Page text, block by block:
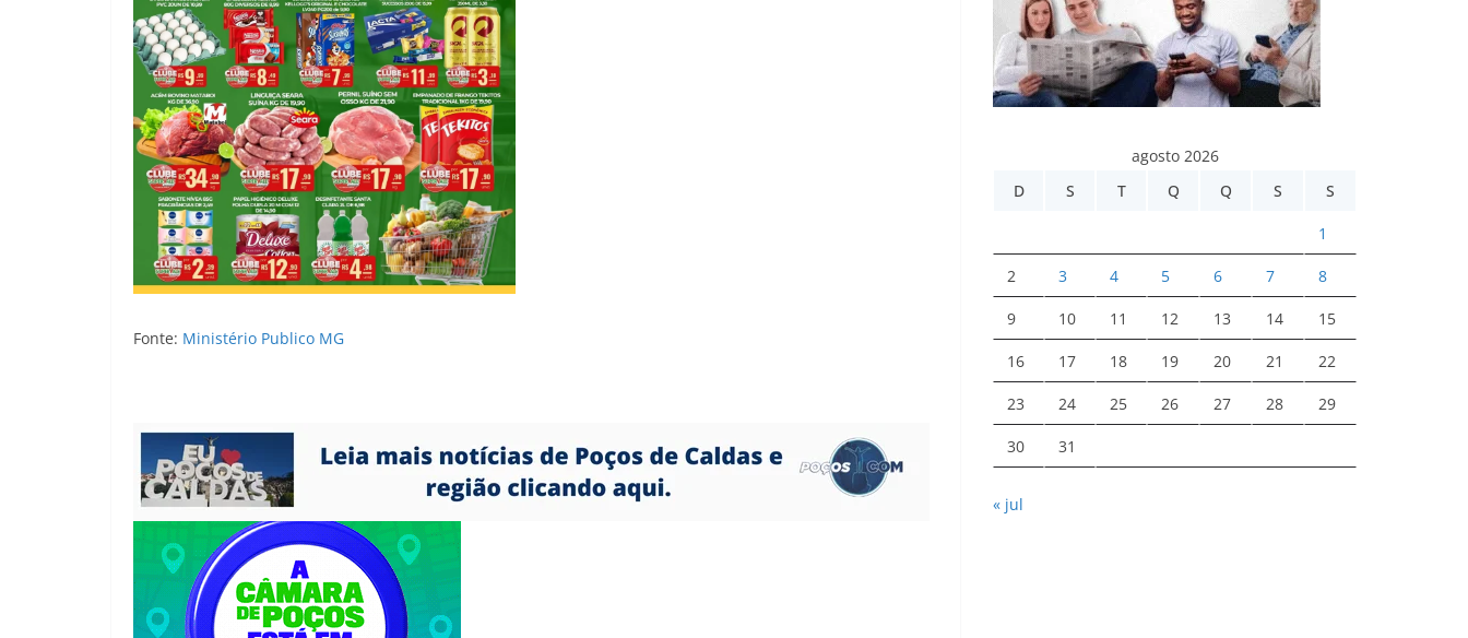
Fonte: Ministério Publico MG
agosto 2026
D
S T Q Q S S
1
2 3 4 5 6 7 8
9 10 11 12 13 14 15
16 17 18 19 20 21 22
23 24 25 26 27 28 29
30 31
« jul